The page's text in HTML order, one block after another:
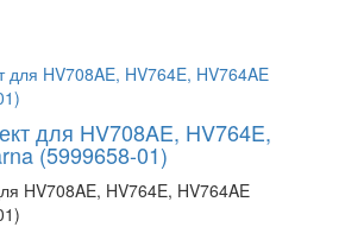
для HV708AE, HV764E,
(5999658-01)
HV708AE, HV764E, HV764AE